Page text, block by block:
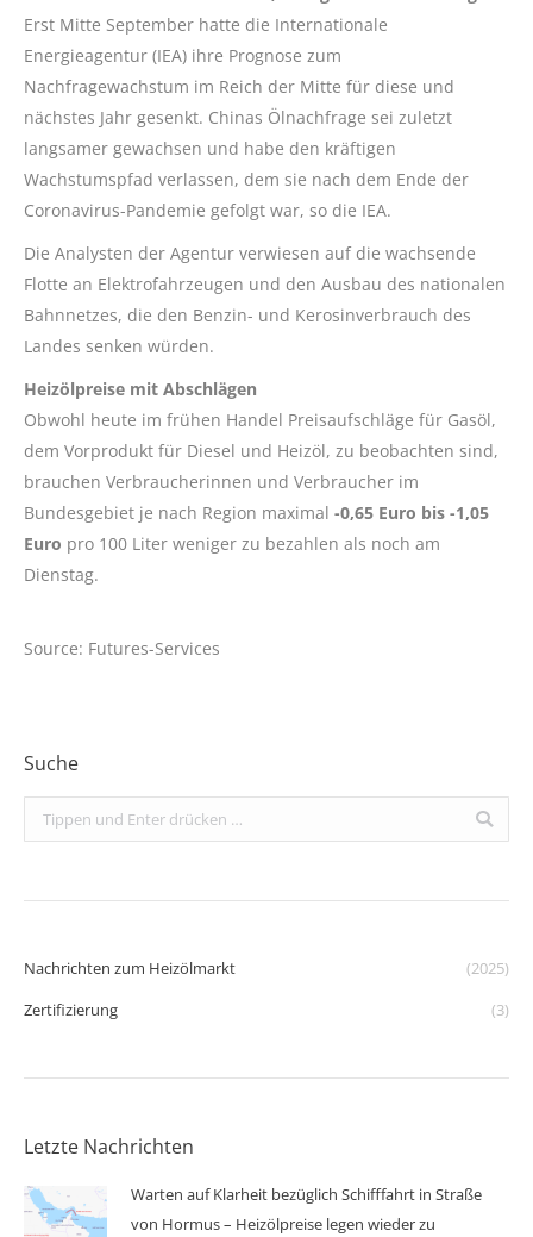
Erst Mitte September hatte die Internationale
Energieagentur (IEA) ihre Prognose zum
Nachfragewachstum im Reich der Mitte für diese und
nächstes Jahr gesenkt. Chinas Ölnachfrage sei zuletzt
langsamer gewachsen und habe den kräftigen
Wachstumspfad verlassen, dem sie nach dem Ende der
Coronavirus-Pandemie gefolgt war, so die IEA.
Die Analysten der Agentur verwiesen auf die wachsende
Flotte an Elektrofahrzeugen und den Ausbau des nationalen
Bahnnetzes, die den Benzin- und Kerosinverbrauch des
Landes senken würden.
Heizölpreise mit Abschlägen
Obwohl heute im frühen Handel Preisaufschläge für Gasöl,
dem Vorprodukt für Diesel und Heizöl, zu beobachten sind,
brauchen Verbraucherinnen und Verbraucher im
Bundesgebiet je nach Region maximal -0,65 Euro bis -1,05
Euro pro 100 Liter weniger zu bezahlen als noch am
Dienstag.
Source: Futures-Services
Suche
Search:
Nachrichten zum Heizölmarkt
(2025)
Zertifizierung
(3)
Letzte Nachrichten
Warten auf Klarheit bezüglich Schifffahrt in Straße
von Hormus – Heizölpreise legen wieder zu